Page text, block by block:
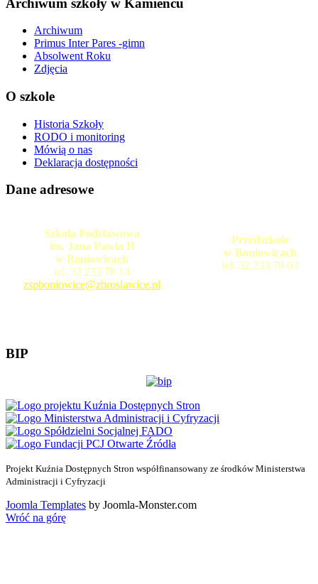
Archiwum
Primus Inter Pares -gimn
Absolwent Roku
Zdjęcia
O szkole
Historia Szkoły
RODO i monitoring
Mówią o nas
Deklaracja dostępności
Dane adresowe
Szkoła Podstawowa
im. Jana Pawła II
w Boniowicach
tel. 32 233 78 14
zspboniowice@zbroslawice.pl
Przedszkole
w Boniowicach
tel. 32 233 79 03
BIP
Projekt Kuźnia Dostępnych Stron współfinansowany ze środków Ministerstwa
Administracji i Cyfryzacji
Joomla Templates by Joomla-Monster.com
Wróć na górę